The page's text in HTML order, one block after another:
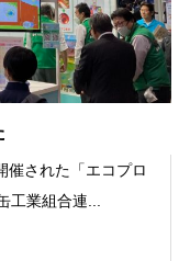
催された「エコプロ
業組合連...